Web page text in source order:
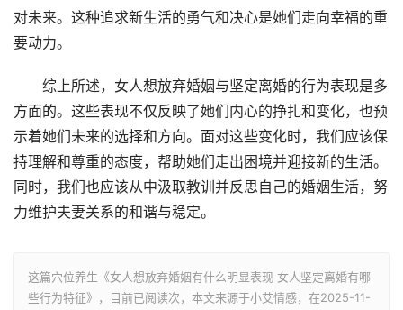
对未来。这种追求新生活的勇气和决心是她们走向幸福的重
要动力。
综上所述，女人想放弃婚姻与坚定离婚的行为表现是多
方面的。这些表现不仅反映了她们内心的挣扎和变化，也预
示着她们未来的选择和方向。面对这些变化时，我们应该保
持理解和尊重的态度，帮助她们走出困境并迎接新的生活。
同时，我们也应该从中汲取教训并反思自己的婚姻生活，努
力维护夫妻关系的和谐与稳定。
这篇穴位养生《女人想放弃婚姻有什么明显表现 女人坚定离婚有哪
些行为特征》，目前已阅读次，本文来源于小艾情感，在2025-11-